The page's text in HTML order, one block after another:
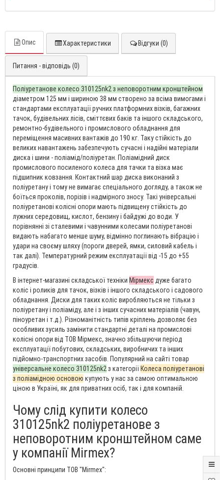
Опис Характеристики Відгуки (0)
Питання - відповідь (0)
Поліуретанове колесо 310125nk2 з неповоротним кронштейном
діаметром 125 мм і шириною 38 мм створено за всіма вимогами і
стандартами експлуатації ручних платформних візків, багажних
тачок, будівельних лісів, сміттєвих баків та іншого складського,
ремонтно-будівельного і промислового обладнання для
переміщення масивних вантажів до 190 кг. Таку стійкість до
великих навантажень забезпечують сучасні і надійні матеріали
диска і шини - поліамід/поліуретан. Поліамідний диск
промислового посиленого колеса для тачки та візка має
підшипник ковзання. Контактний шар диска виконаний з
поліуретану і тому не вимагає спеціального догляду, а також не
боїться проколів, порізів і надмірного зносу. Такі універсальні
поліуретанові колісні опори мають підвищену стійкість до
лужних середовищ, кислот, бензину і байдужі до води. У
порівнянні зі сталевими і чавунними колесами поліуретанові
видають набагато менше шуму, відмінно поглинають вібрацію і
удари на своєму шляху (пороги дверей, ямки, силовий кабель і
так далі). Температурний режим експлуатації від -15 до +55
градусів.
В інтернет-магазині складської техніки Мірмекс дуже багато
коліс і роликів для тачок, візків і іншого складського і садового
обладнання. Диски для таких коліс виробляються не тільки з
поліуретану і поліаміду, але і з інших сучасних матеріалів (чавун,
піноуретан і т.д.). Різноманітність типів кріплень дозволяє без
особливих зусиль замінити стандартні деталі на промислові
колісні опори від ТОВ Мірмекс, значно збільшуючи період
експлуатації побутових, складських, виробничих та інших
підйомно-транспортних засобів. Популярний на сайті товар
універсальне колесо 310125nk2з категоріїКолеса поліуретанові
з поліамідною основою купують у нас за самою оптимальною
ціною в Україні, як для приватних осіб, так і для компаній.
Чому слід купити колесо
310125nk2 поліуретанове з
неповоротним кронштейном саме
у компанії Mirmex?
Основні принципи ТОВ "Mirmex":